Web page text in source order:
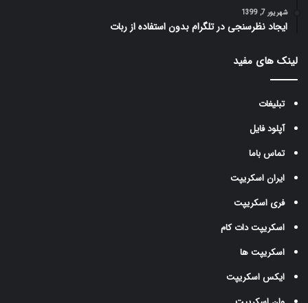
شهریور 7, 1399
ایجاد نظرسنجی در تلگرام بدون استفاده از ربات
لینک های مفید
تبلیغات
آپلود فایل
تماس باما
ایران اسکریپت
فری اسکریپت
اسکریپت دات کام
اسکریپت ها
ایکس اسکریپت